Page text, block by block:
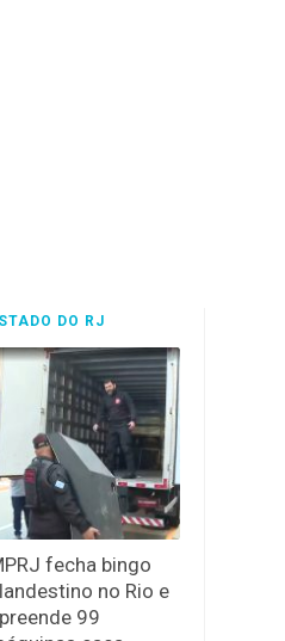
DO RJ
fecha bingo
no Rio e
99